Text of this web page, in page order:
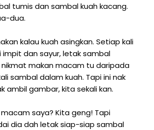
tumis dan sambal kuah kacang.
dua.
kalau kuah asingkan. Setiap kali
impit dan sayur, letak sambal
nikmat makan macam tu daripada
sambal dalam kuah. Tapi ini nak
ambil gambar, kita sekali kan.
saya? Kita geng! Tapi
dia dah letak siap-siap sambal